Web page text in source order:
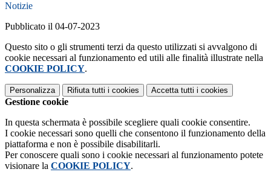
Notizie
Pubblicato il 04-07-2023
Questo sito o gli strumenti terzi da questo utilizzati si avvalgono di
cookie necessari al funzionamento ed utili alle finalità illustrate nella
COOKIE POLICY.
Personalizza Rifiuta tutti i cookies Accetta tutti i cookies
Gestione cookie
In questa schermata è possibile scegliere quali cookie consentire.
I cookie necessari sono quelli che consentono il funzionamento della
piattaforma e non è possibile disabilitarli.
Per conoscere quali sono i cookie necessari al funzionamento potete
visionare la COOKIE POLICY.